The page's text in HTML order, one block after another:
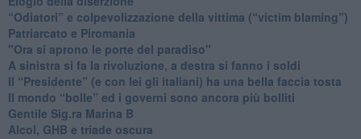
“Odiatori” e colpevolizzazione della vittima (“victim blaming”)
​Patriarcato e Piromania
"Ora si aprono le porte del paradiso"
​A sinistra si fa la rivoluzione, a destra si fanno i soldi
​Il “Presidente” (e con lei gli italiani) ha una bella faccia tosta
​Il mondo “bolle” ed i governi sono ancora più bolliti
​Gentile Sig.ra Marina B
​Alcol, GHB e triade oscura